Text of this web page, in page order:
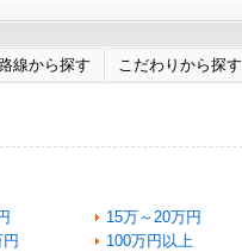
線から探す こだわりから探す
15万～20万円
100万円以上